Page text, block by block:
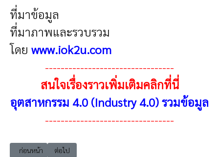
ที่มาข้อมูล
ที่มาภาพและรวบรวม
โดย www.iok2u.com
---------------------------------
สนใจเรื่องราวเพิ่มเติมคลิกที่นี่
อุตสาหกรรม 4.0 (Industry 4.0) รวมข้อมูล
---------------------------------
เนื้อหาก่อนหน้า: Industry4_020 ตัวอย่าง แผนขั้นตอนที่ 8 การปรับปรุงและ
ก่อนหน้า เนื้อหาถัดไป: Industry4_index ระดับการดำเนินการการยกร
ต่อไป